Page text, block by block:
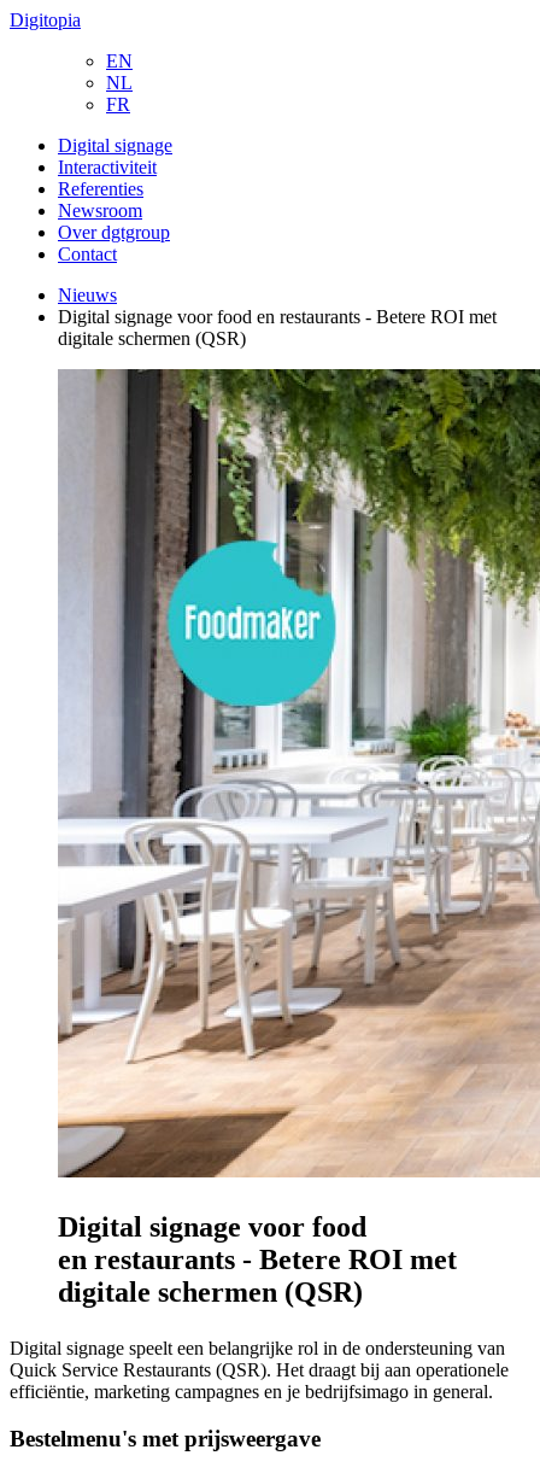
Digitopia
EN
NL
FR
Digital signage
Interactiviteit
Referenties
Newsroom
Over dgtgroup
Contact
Nieuws
Digital signage voor food en restaurants - Betere ROI met
digitale schermen (QSR)
Digital signage voor food
en restaurants - Betere ROI met
digitale schermen (QSR)
Digital signage speelt een belangrijke rol in de ondersteuning van
Quick Service Restaurants (QSR). Het draagt bij aan operationele
efficiëntie, marketing campagnes en je bedrijfsimago in general.
Bestelmenu's met prijsweergave